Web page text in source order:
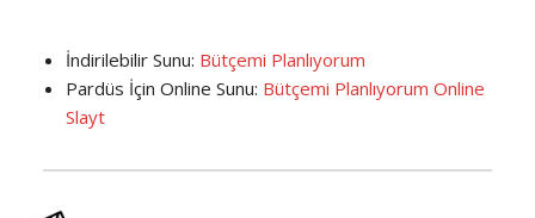
İndirilebilir Sunu: Bütçemi Planlıyorum
Pardüs İçin Online Sunu: Bütçemi Planlıyorum Online
Slayt